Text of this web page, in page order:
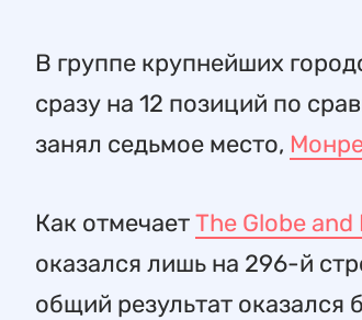
В группе крупнейших
сразу на 12 позиций по
занял седьмое место,
Как отмечаетThe Globe and
оказался лишь на 296-й
общий результат